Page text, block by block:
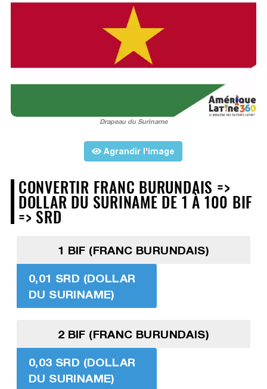
Drapeau du Suriname
Agrandir l'image
CONVERTIR FRANC BURUNDAIS =>
DOLLAR DU SURINAME DE 1 À 100 BIF
=> SRD
1 BIF (FRANC BURUNDAIS)
0,01 SRD (DOLLAR
DU SURINAME)
2 BIF (FRANC BURUNDAIS)
0,03 SRD (DOLLAR
DU SURINAME)